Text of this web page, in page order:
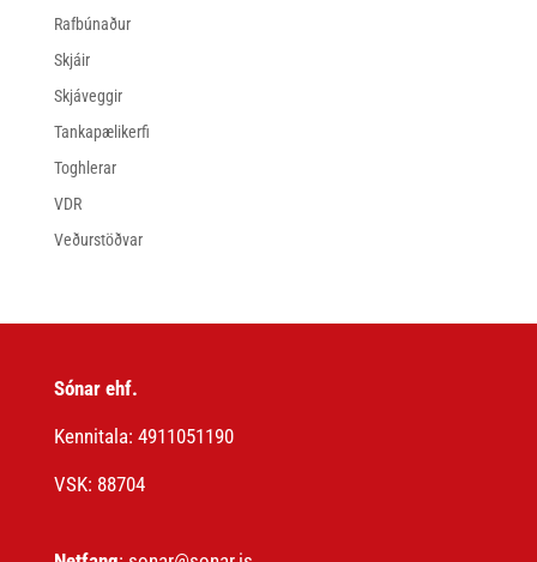
Rafbúnaður
Skjáir
Skjáveggir
Tankapælikerfi
Toghlerar
VDR
Veðurstöðvar
Sónar ehf.
Kennitala: 4911051190
VSK: 88704